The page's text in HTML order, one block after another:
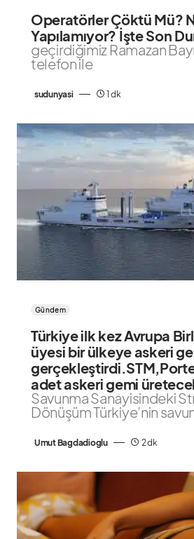
Teşekkür Et
Operatörler Çöktü Mü?
Yapılamıyor? İşte Son
geçirdiğimiz Ramazan
telefon ile
sudunyasi 1 dk
Gündem
Türkiye ilk kez Avrupa
üyesi bir ülkeye askeri
adet askeri gemi
Savunma Sanayisindeki
Dönüşüm Türkiye’nin
Umut Bagdadioglu 2 dk